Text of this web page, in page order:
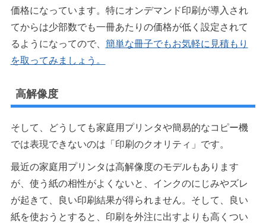
価格になっています。特にオンデマンド印刷が導入され
てからは少部数でも一冊あたりの価格が低く設定されて
るようになってので、 簡単な冊子でもお気軽に見積もり
を取ってみましょう。
高解像度
そして、どうしても家庭用プリンタや簡易的なコピー機
では表現できないのは「印刷のクオリティ」です。
最近の家庭用プリンタは高解像度のモデルもあります
が、使う紙の相性がよくないと、インクのにじみやズレ
が起きて、良い印刷結果が得られません。そして、良い
紙を使おうとすると、印刷を外注に出すよりも高くつい